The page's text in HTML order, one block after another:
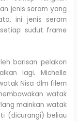
jenis seram yang
ini jenis seram
sudut frame
barisan pelakon
lagi. Michelle
Nisa dlm filem
watak
mainkan watak
(dicurangi) beliau